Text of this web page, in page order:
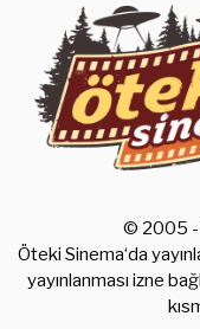
© 2005 -
Öteki Sinema‘da
yayınlanması izne